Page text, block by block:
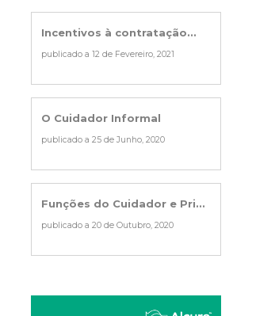
Incentivos à contratação...
publicado a 12 de Fevereiro, 2021
O Cuidador Informal
publicado a 25 de Junho, 2020
Funções do Cuidador e Pri...
publicado a 20 de Outubro, 2020